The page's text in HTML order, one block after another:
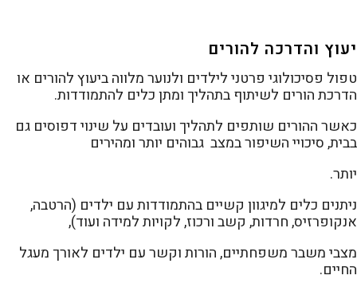
יעוץ והדרכה להורים
טפול פסיכולוגי פרטני לילדים ולנוער מלווה ביעוץ להורים או
הדרכת הורים לשיתוף בתהליך ומתן כלים להתמודדות.
כאשר ההורים שותפים לתהליך ועובדים על שינוי דפוסים גם
בבית, סיכויי השיפור במצב גבוהים יותר ומהירים
יותר.
ניתנים כלים למיגוון קשיים בהתמודדות עם ילדים (הרטבה,
אנקופרזיס, חרדות, קשב ורכוז, לקויות למידה ועוד),
מצבי משבר משפחתיים, הורות וקשר עם ילדים לאורך מעגל
החיים.